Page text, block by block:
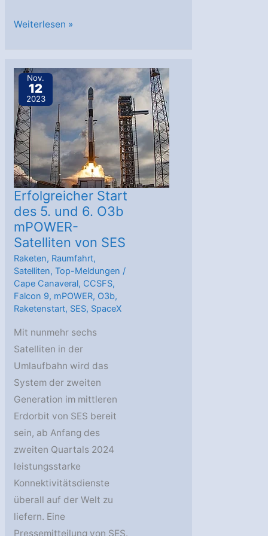
Impulso.Space
Launch
Services
schließen
Vereinbarung
über
Startdienste
Weiterlesen »
Nov.
12
2023
Erfolgreicher Start
des 5. und 6. O3b
mPOWER-
Satelliten von SES
Raketen, Raumfahrt,
Satelliten,Top-Meldungen /
Cape Canaveral, CCSFS,
Falcon 9, mPOWER, O3b,
Raketenstart, SES, SpaceX
Mit nunmehr sechs
Satelliten in der
Umlaufbahn wird das
System der zweiten
Generation im mittleren
Erdorbit von SES bereit
sein, ab Anfang des
zweiten Quartals 2024
leistungsstarke
Konnektivitätsdienste
überall auf der Welt zu
liefern. Eine
Pressemitteilung von SES.